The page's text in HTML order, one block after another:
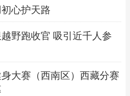
心护天路
野跑收官 吸引近千人参
大赛（西南区）西藏分赛